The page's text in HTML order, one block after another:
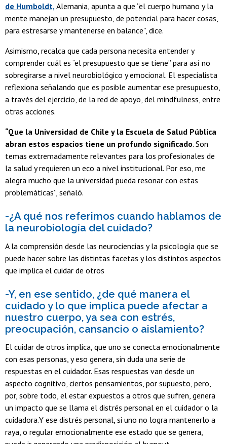
de Humboldt,Alemania, apunta a que “el cuerpo humano y la
mente manejan un presupuesto, de potencial para hacer cosas,
para estresarse y mantenerse en balance”, dice.
Asimismo, recalca que cada persona necesita entender y
comprender cuál es “el presupuesto que se tiene” para así no
sobregirarse a nivel neurobiológico y emocional. El especialista
reflexiona señalando que es posible aumentar ese presupuesto,
a través del ejercicio, de la red de apoyo, del mindfulness, entre
otras acciones.
“Que la Universidad de Chile y la Escuela de Salud Pública
abran estos espacios tiene un profundo significado. Son
temas extremadamente relevantes para los profesionales de
la salud y requieren un eco a nivel institucional. Por eso, me
alegra mucho que la universidad pueda resonar con estas
problemáticas”, señaló.
-¿A qué nos referimos cuando hablamos de
la neurobiología del cuidado?
A la comprensión desde las neurociencias y la psicología que se
puede hacer sobre las distintas facetas y los distintos aspectos
que implica el cuidar de otros
-Y, en ese sentido, ¿de qué manera el
cuidado y lo que implica puede afectar a
nuestro cuerpo, ya sea con estrés,
preocupación, cansancio o aislamiento?
El cuidar de otros implica, que uno se conecta emocionalmente
con esas personas, y eso genera, sin duda una serie de
respuestas en el cuidador. Esas respuestas van desde un
aspecto cognitivo, ciertos pensamientos, por supuesto, pero,
por, sobre todo, el estar expuestos a otros que sufren, genera
un impacto que se llama el distrés personal en el cuidador o la
cuidadora.Y ese distrés personal, si uno no logra mantenerlo a
raya, o regular emocionalmente ese estado que se genera,